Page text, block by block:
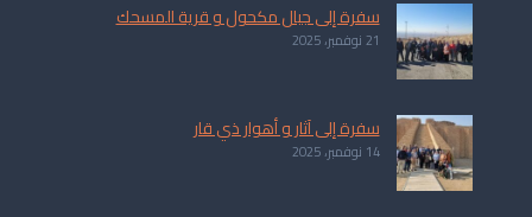
سفرة إلى جبال مكحول و قرية المسحك
21 نوفمبر، 2025
سفرة إلى آثار و أهوار ذي قار
14 نوفمبر، 2025